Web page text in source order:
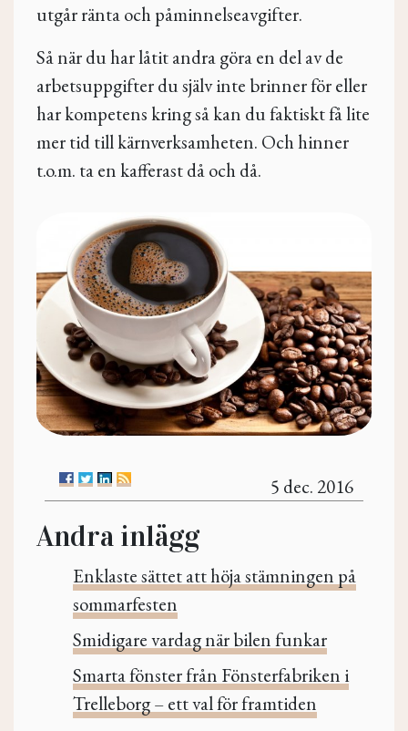
utgår ränta och påminnelseavgifter.
Så när du har låtit andra göra en del av de
arbetsuppgifter du själv inte brinner för eller
har kompetens kring så kan du faktiskt få lite
mer tid till kärnverksamheten. Och hinner
t.o.m. ta en kafferast då och då.
5 dec. 2016
Andra inlägg
Enklaste sättet att höja stämningen på
sommarfesten
Smidigare vardag när bilen funkar
Smarta fönster från Fönsterfabriken i
Trelleborg – ett val för framtiden